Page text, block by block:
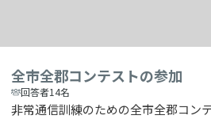
全市全郡コンテストの参加
回答者14名
非常通信訓練のための全市全郡コン